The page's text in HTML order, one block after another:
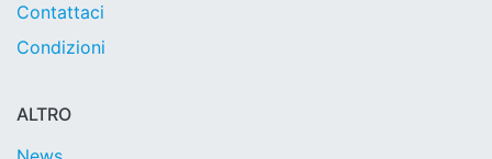
Contattaci
Condizioni
ALTRO